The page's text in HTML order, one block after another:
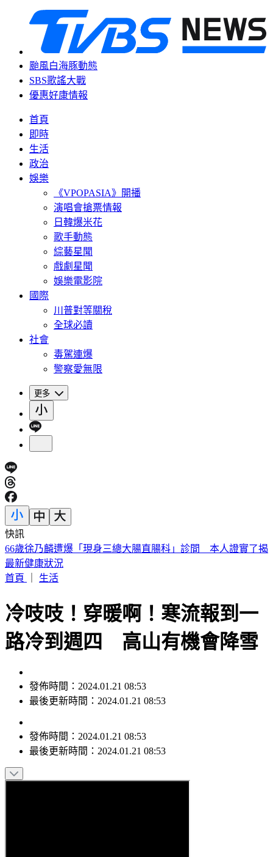
颱風白海豚動態
SBS歌謠大戰
優惠好康情報
首頁
即時
生活
政治
娛樂
《VPOPASIA》開播
演唱會搶票情報
日韓爆米花
歌手動態
綜藝星聞
戲劇星聞
娛樂電影院
國際
川普對等關稅
全球必讀
社會
毒駕連爆
警察愛無限
更多
快訊
廖峻中風父親節曝近況！前妻餵食照顧 兒曬合照：不計前嫌
的真愛
首頁
生活
冷吱吱！穿暖啊！寒流報到一
路冷到週四 高山有機會降雪
發佈時間：2024.01.21 08:53
最後更新時間：2024.01.21 08:53
發佈時間： 2024.01.21 08:53
最後更新時間： 2024.01.21 08:53